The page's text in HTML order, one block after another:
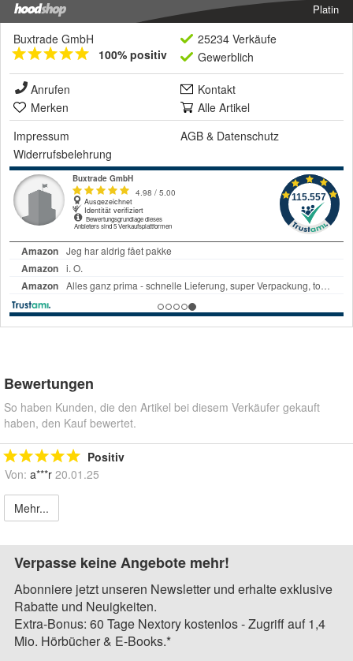
Platin
Buxtrade GmbH
100% positiv
25234 Verkäufe
Gewerblich
Anrufen
Kontakt
Merken
Alle Artikel
Impressum
AGB & Datenschutz
Widerrufsbelehrung
Bewertungen
So haben Kunden, die den Artikel bei diesem Verkäufer gekauft
haben, den Kauf bewertet.
Positiv
Von: a***r 20.01.25
Mehr...
Verpasse keine Angebote mehr!
Abonniere jetzt unseren Newsletter und erhalte exklusive
Rabatte und Neuigkeiten.
Extra-Bonus: 60 Tage Nextory kostenlos - Zugriff auf 1,4
Mio. Hörbücher & E-Books.*